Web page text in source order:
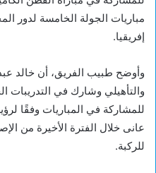
مباريات الجولة الخامسة لدور
إفريقيا.
وأوضح طبيب الفريق، أن خالد عبد
والتأهيلي وشارك في التدريبات
للمشاركة في المباريات وفقًا
عانى خلال الفترة الأخيرة من
للركبة.